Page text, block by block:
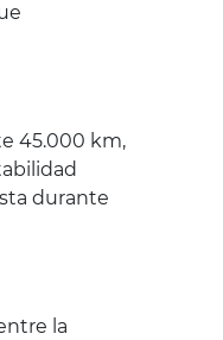
45.000 km,
durante
la